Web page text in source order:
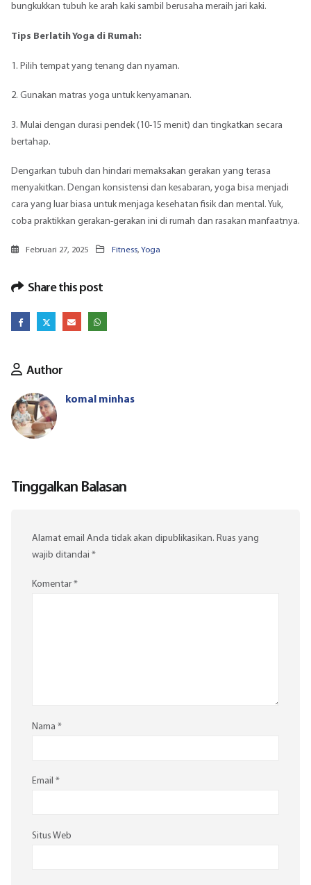
bungkukkan tubuh ke arah kaki sambil berusaha meraih jari kaki.
Tips Berlatih Yoga di Rumah:
1. Pilih tempat yang tenang dan nyaman.
2. Gunakan matras yoga untuk kenyamanan.
3. Mulai dengan durasi pendek (10-15 menit) dan tingkatkan secara
bertahap.
Dengarkan tubuh dan hindari memaksakan gerakan yang terasa
menyakitkan. Dengan konsistensi dan kesabaran, yoga bisa menjadi
cara yang luar biasa untuk menjaga kesehatan fisik dan mental. Yuk,
coba praktikkan gerakan-gerakan ini di rumah dan rasakan manfaatnya.
Februari 27, 2025 Fitness, Yoga
Share this post
Author
komal minhas
Tinggalkan Balasan
Alamat email Anda tidak akan dipublikasikan. Ruas yang
wajib ditandai *
Komentar*
Nama *
Email *
Situs Web